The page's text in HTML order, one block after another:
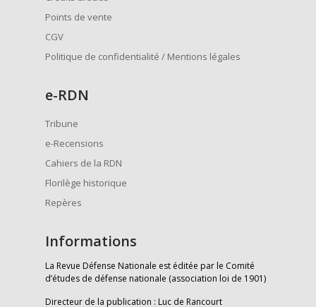
Points de vente
CGV
Politique de confidentialité / Mentions légales
e-RDN
Tribune
e-Recensions
Cahiers de la RDN
Florilège historique
Repères
Informations
La Revue Défense Nationale est éditée par le Comité
d’études de défense nationale (association loi de 1901)
Directeur de la publication : Luc de Rancourt